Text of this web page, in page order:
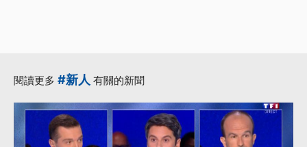
閱讀更多 #新人 有關的新聞